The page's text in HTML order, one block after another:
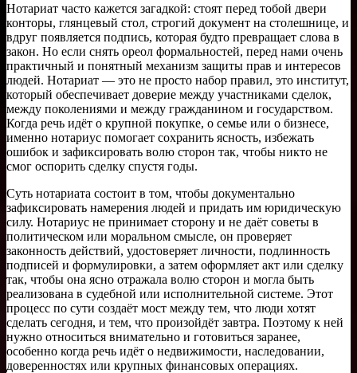
Нотариат часто кажется загадкой: стоят перед тобой двери
конторы, глянцевый стол, строгий документ на столешнице, и
вдруг появляется подпись, которая будто превращает слова в
закон. Но если снять ореол формальностей, перед нами очень
практичный и понятный механизм защиты прав и интересов
людей. Нотариат — это не просто набор правил, это институт,
который обеспечивает доверие между участниками сделок,
между поколениями и между гражданином и государством.
Когда речь идёт о крупной покупке, о семье или о бизнесе,
именно нотариус помогает сохранить ясность, избежать
ошибок и зафиксировать волю сторон так, чтобы никто не
смог оспорить сделку спустя годы.
Суть нотариата состоит в том, чтобы документально
зафиксировать намерения людей и придать им юридическую
силу. Нотариус не принимает сторону и не даёт советы в
политическом или моральном смысле, он проверяет
законность действий, удостоверяет личности, подлинность
подписей и формулировки, а затем оформляет акт или сделку
так, чтобы она ясно отражала волю сторон и могла быть
реализована в судебной или исполнительной системе. Этот
процесс по сути создаёт мост между тем, что люди хотят
сделать сегодня, и тем, что произойдёт завтра. Поэтому к ней
нужно относиться внимательно и готовиться заранее,
особенно когда речь идёт о недвижимости, наследовании,
доверенностях или крупных финансовых операциях.